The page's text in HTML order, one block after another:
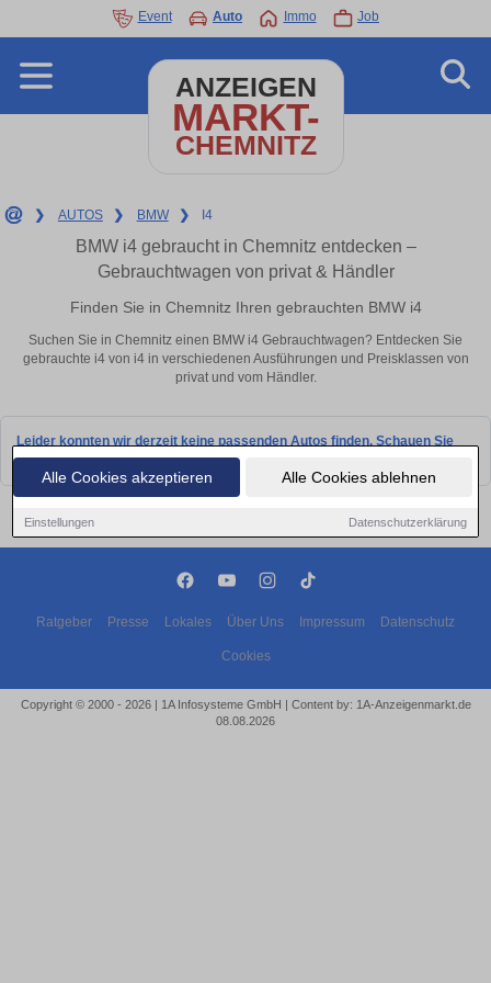
Alle Cookies akzeptieren Alle Cookies ablehnen
Einstellungen Datenschutzerklärung
Event Auto Immo Job
ANZEIGEN
MARKT-
CHEMNITZ
❯ AUTOS ❯ BMW ❯ I4
BMW i4 gebraucht in Chemnitz entdecken –
Gebrauchtwagen von privat & Händler
Finden Sie in Chemnitz Ihren gebrauchten BMW i4
Suchen Sie in Chemnitz einen BMW i4 Gebrauchtwagen? Entdecken Sie
gebrauchte i4 von i4 in verschiedenen Ausführungen und Preisklassen von
privat und vom Händler.
Leider konnten wir derzeit keine passenden Autos finden. Schauen Sie
bald wieder vorbei!
Ratgeber Presse Lokales Über Uns Impressum Datenschutz
Cookies
Copyright © 2000 - 2026 | 1A Infosysteme GmbH | Content by: 1A-Anzeigenmarkt.de
08.08.2026